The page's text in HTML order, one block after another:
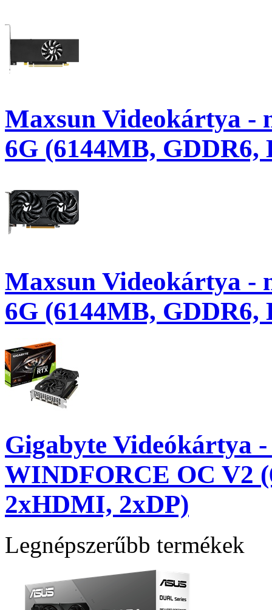
Maxsun Videokártya -
6G (6144MB,
Maxsun Videokártya -
6G (6144MB,
Gigabyte Videókártya
WINDFORCE OC V2
2xHDMI, 2xDP)
Legnépszerűbb termékek